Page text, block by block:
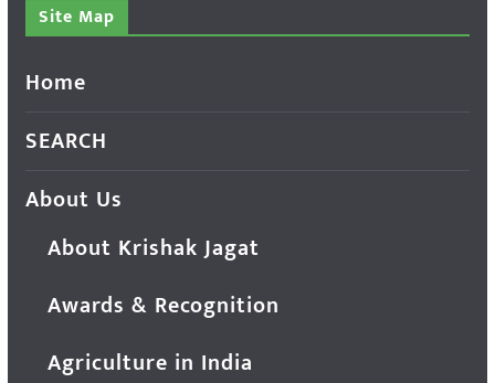
Site Map
Home
SEARCH
About Us
About Krishak Jagat
Awards & Recognition
Agriculture in India